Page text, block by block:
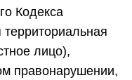
Кодекса
территориальная
лицо),
правонарушении,